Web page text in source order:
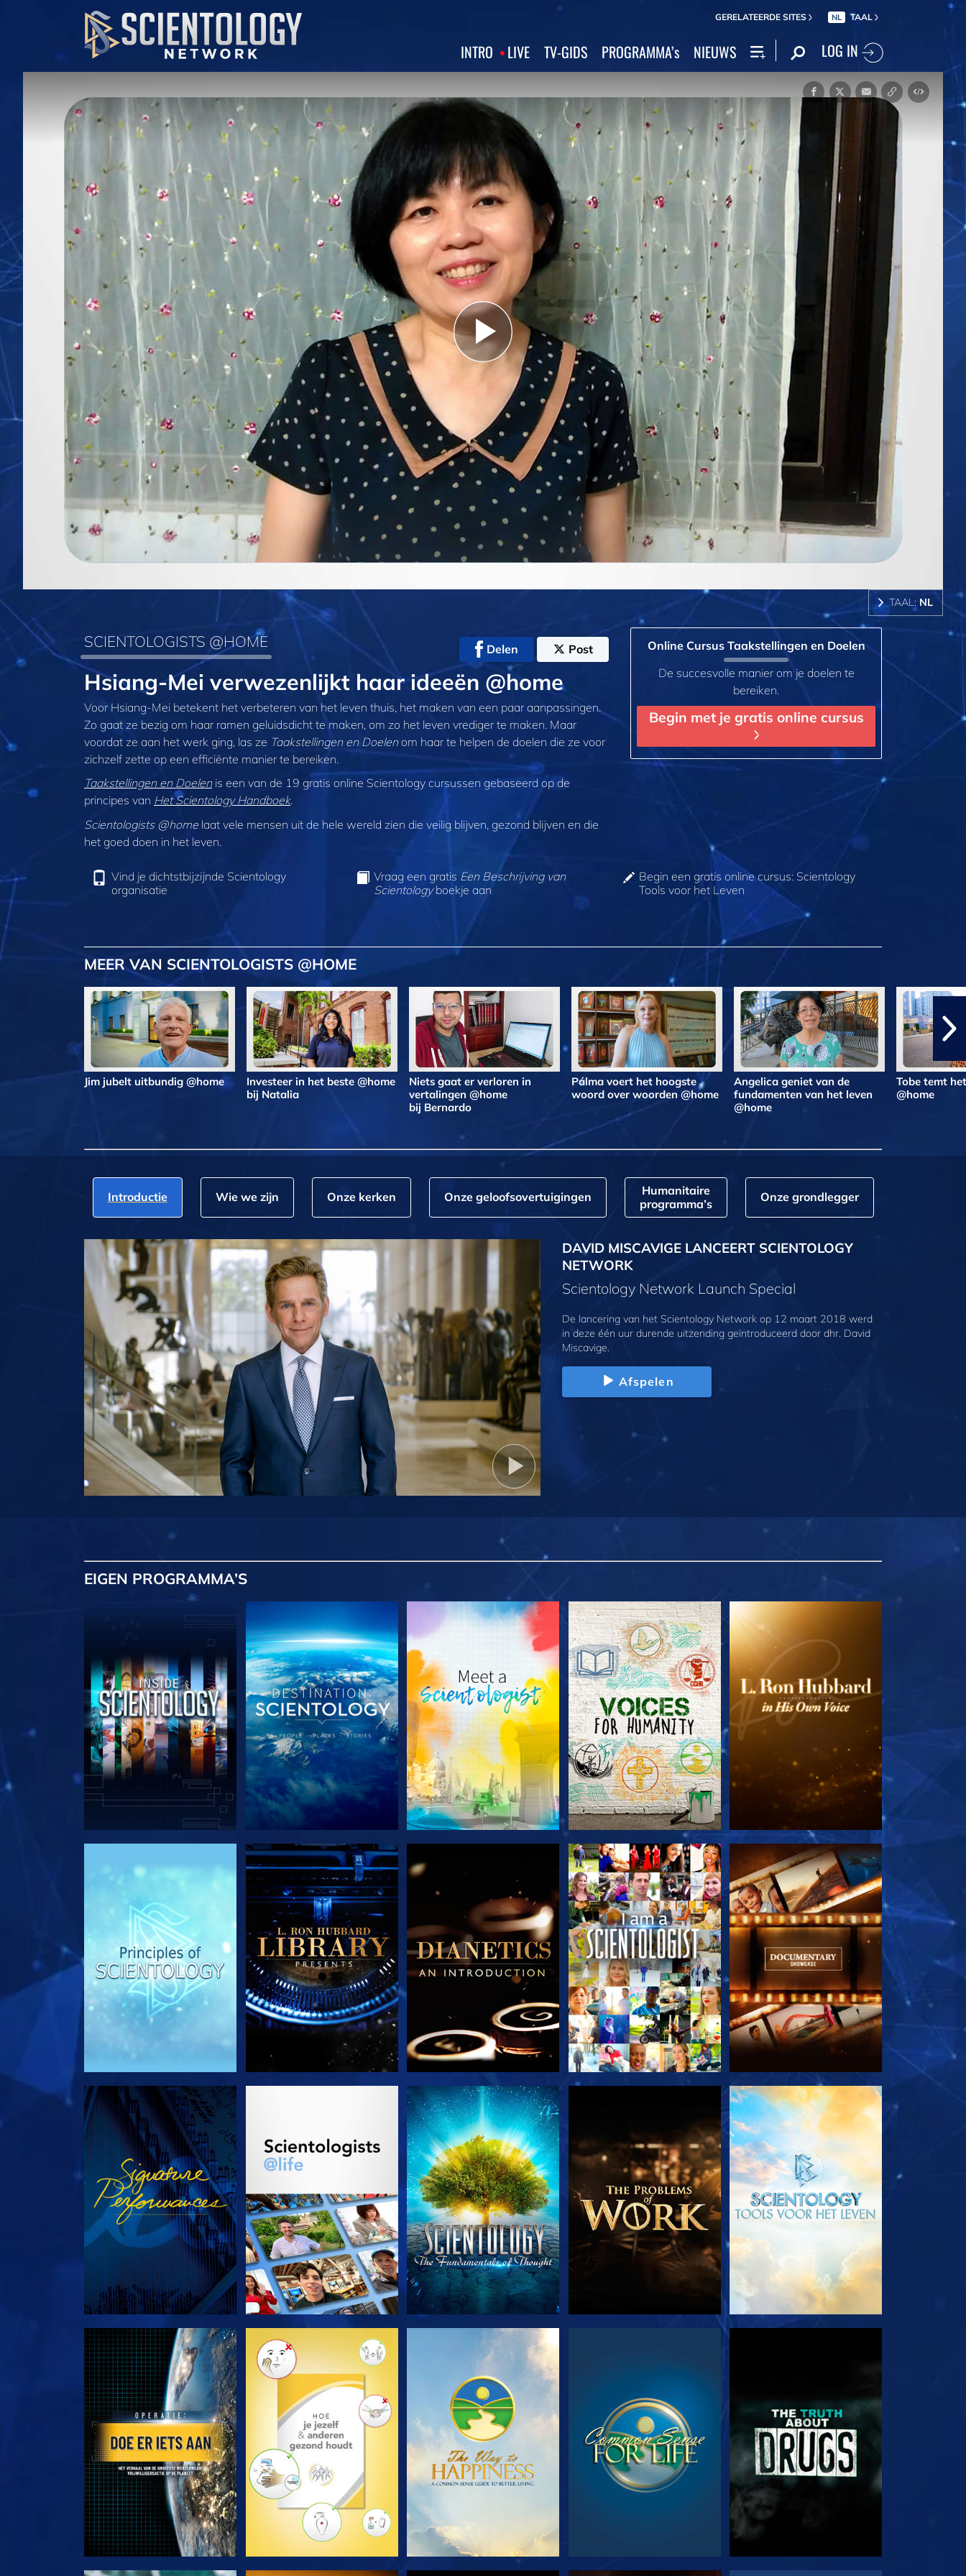
GERELATEERDE SITES NL TAAL
INTRO LIVE TV‑GIDS PROGRAMMA’s NIEUWS LOG IN
Play
Video
TAAL: NL
SCIENTOLOGISTS @HOME Delen Post
Hsiang-Mei verwezenlijkt haar ideeën @home
Voor Hsiang‑Mei betekent het verbeteren van het leven thuis, het maken van een paar aanpassingen.
Zo gaat ze bezig om haar ramen geluidsdicht te maken, om zo het leven vrediger te maken. Maar
voordat ze aan het werk ging, las ze Taakstellingen en Doelenom haar te helpen de doelen die ze voor
zichzelf zette op een efficiënte manier te bereiken.
Taakstellingen en Doelenis een van de 19 gratis online Scientology cursussen gebaseerd op de
principes van Het Scientology Handboek.
Scientologists @homelaat vele mensen uit de hele wereld zien die veilig blijven, gezond blijven en die
het goed doen in het leven.
Online Cursus Taakstellingen en Doelen
De succesvolle manier om je doelen te
bereiken.
Begin met je gratis online cursus
Vind je dichtstbijzijnde Scientology
organisatie
Vraag een gratis Een Beschrijving van
Scientologyboekje aan
Begin een gratis online cursus: Scientology
Tools voor het Leven
MEER VAN SCIENTOLOGISTS @HOME
Jim jubelt uitbundig @home
Investeer in het beste @home
bij Natalia
Niets gaat er verloren in
vertalingen @home
bij Bernardo
Pálma voert het hoogste
woord over woorden @home
Angelica geniet van de
fundamenten van het leven
@home
Tobe temt
@home
Introductie Wie we zijn Onze kerken Onze geloofs­overtuigingen
Humanitaire
programma’s
Onze grondlegger
DAVID MISCAVIGE LANCEERT SCIENTOLOGY
NETWORK
Scientology Network Launch Special
De lancering van het Scientology Network op 12 maart 2018 werd
in deze één uur durende uitzending geïntroduceerd door dhr. David
Miscavige.
Afspelen
EIGEN PROGRAMMA’S
VERKEN DE SERIE VERKEN DE SERIE VERKEN DE SERIE VERKEN DE SERIE VERKEN DE SERIE
KIJK KIJK VERKEN DE SERIE
VERKEN DE SERIE VERKEN DE SERIE